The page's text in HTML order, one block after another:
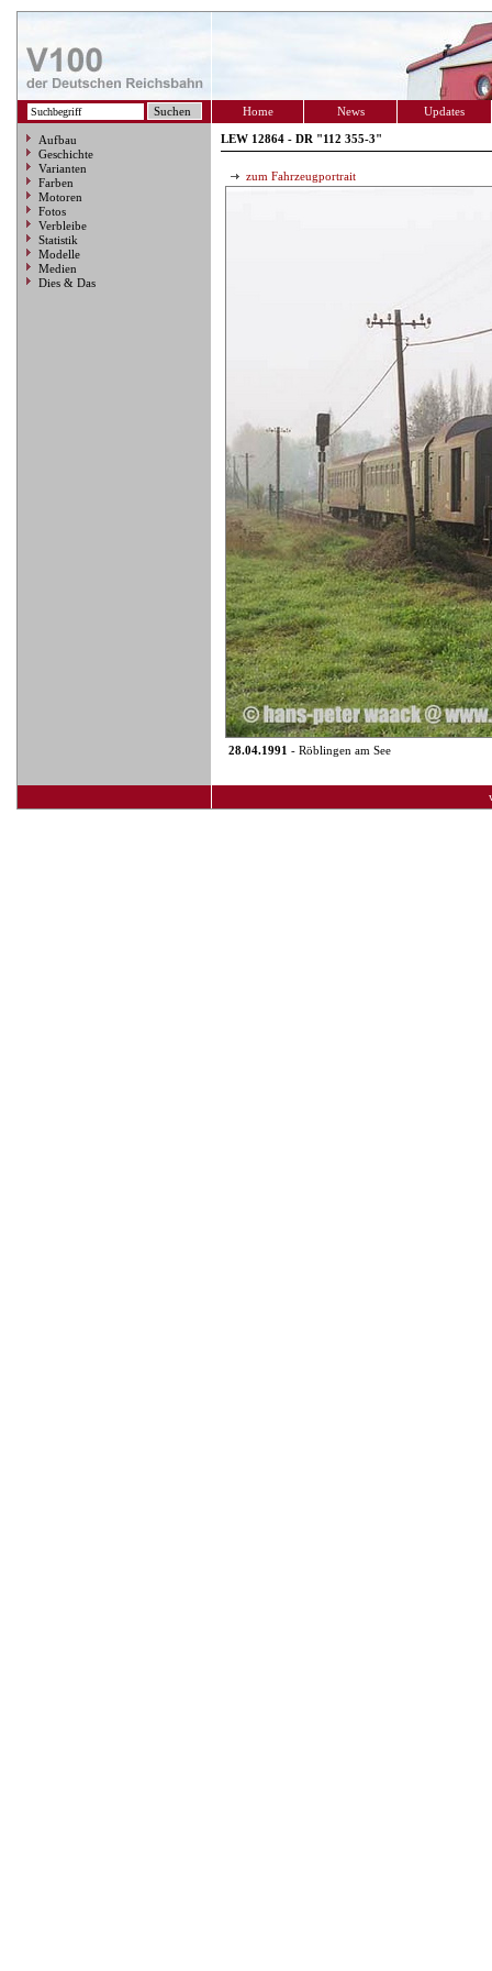
Home News Updates
Aufbau
Geschichte
Varianten
Farben
Motoren
Fotos
Verbleibe
Statistik
Modelle
Medien
Dies & Das
LEW 12864 - DR "112 355-3"
zum Fahrzeugportrait
28.04.1991 - Röblingen am See